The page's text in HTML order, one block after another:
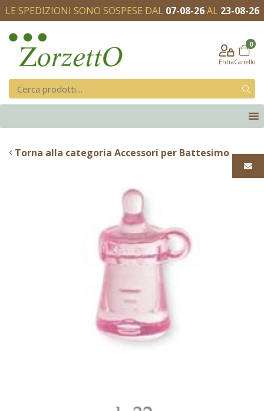
LE SPEDIZIONI SONO SOSPESE DAL 07-08-26AL 23-08-26
Entra
0
Carrello
Torna alla categoria Accessori per Battesimo